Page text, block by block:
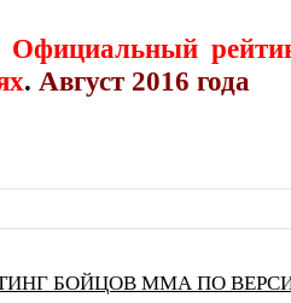
Официальный
. Август 2016 года
БОЙЦОВ ММА ПО ВЕРСИИ